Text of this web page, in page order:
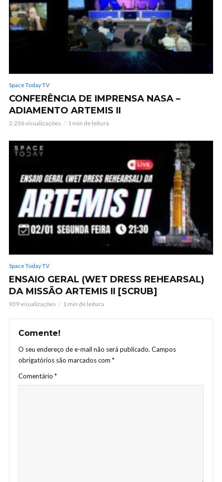
Space Today TV
CONFERÊNCIA DE IMPRENSA NASA –
ADIAMENTO ARTEMIS II
2.236 visualizações 1 min de leitura
Space Today TV
ENSAIO GERAL (WET DRESS REHEARSAL)
DA MISSÃO ARTEMIS II [SCRUB]
939 visualizações 1 min de leitura
Comente!
O seu endereço de e-mail não será publicado. Campos
obrigatórios são marcados com *
Comentário *